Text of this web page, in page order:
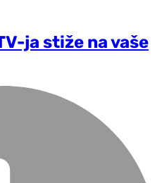
ja stiže na vaše